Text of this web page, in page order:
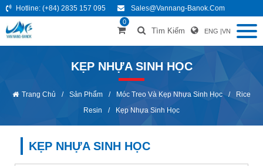
Hotline: (+84) 2835 157 095 Sales@vannang-Banok.com
0
Tìm Kiếm ENG |VN
KẸP NHỰA SINH HỌC
Trang Chủ / Sản Phẩm / Móc Treo Và Kẹp Nhựa Sinh Học /
Rice
Resin
/ Kẹp Nhựa Sinh Học
KẸP NHỰA SINH HỌC